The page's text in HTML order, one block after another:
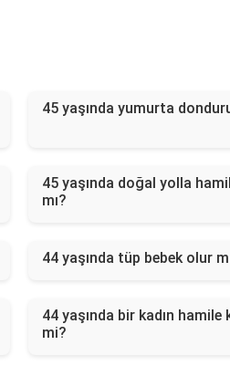
45 yaşında yumurta
45 yaşında doğal yolla
mı?
44 yaşında tüp bebek olur
44 yaşında bir kadın hamile
mi?